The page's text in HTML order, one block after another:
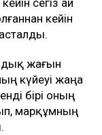
кейін
күйеуі жаңа
бірі оның
марқұмның